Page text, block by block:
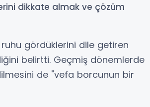
dikkate almak ve çözüm
gördüklerini dile getiren
belirtti. Geçmiş dönemlerde
de "vefa borcunun bir